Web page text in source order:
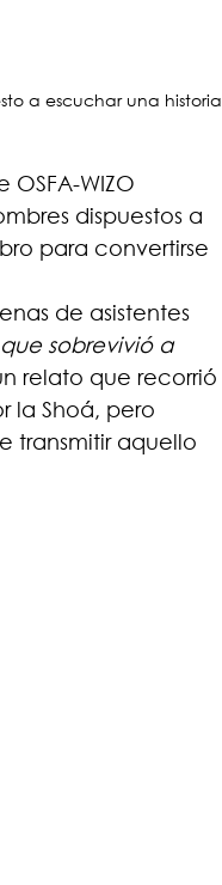
a escuchar una historia
WIZO
dispuestos a
para convertirse
de asistentes
sobrevivió a
relato que recorrió
la Shoá, pero
transmitir aquello